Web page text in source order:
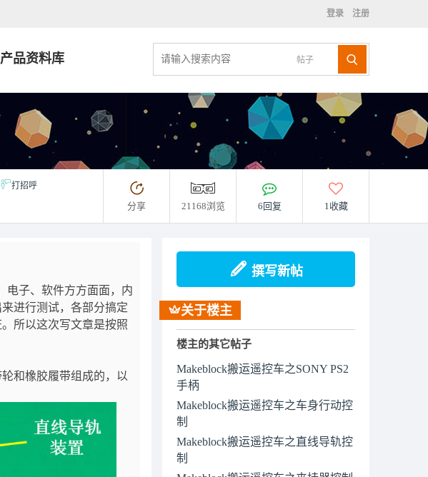
登录 注册
帖子
产品资料库
打招呼
分享 21168浏览 6回复 1收藏
电子、软件方方面面，内
进行测试，各部分搞定
所以这次写文章是按照
和橡胶履带组成的，以
撰写新帖
关于楼主
楼主的其它帖子
Makeblock搬运遥控车之SONY PS2
手柄
Makeblock搬运遥控车之车身行动控
制
Makeblock搬运遥控车之直线导轨控
制